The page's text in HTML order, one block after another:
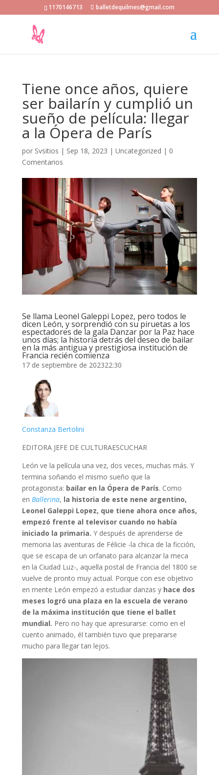
1170146713 balletdequilmes@gmail.com
Tiene once años, quiere
ser bailarín y cumplió un
sueño de película: llegar
a la Ópera de París
por Svsitios | Sep 18, 2023 | Uncategorized | 0
Comentarios
Se llama Leonel Galeppi Lopez, pero todos le
dicen León, y sorprendió con su piruetas a los
espectadores de la gala Danzar por la Paz hace
unos días; la historia detrás del deseo de bailar
en la más antigua y prestigiosa institución de
Francia recién comienza
17 de septiembre de 202322:30
Constanza Bertolini
EDITORA JEFE DE CULTURAESCUCHAR
León ve la película una vez, dos veces, muchas más. Y
termina soñando el mismo sueño que la
protagonista: bailar en la Ópera de París. Como
en Ballerina, la historia de este nene argentino,
Leonel Galeppi Lopez, que tiene ahora once años,
empezó frente al televisor cuando no había
iniciado la primaria. Y después de aprenderse de
memoria las aventuras de Félicie -la chica de la ficción,
que se escapa de un orfanato para alcanzar la meca
en la Ciudad Luz-, aquella postal de Francia del 1800 se
vuelve de pronto muy actual. Porque con ese objetivo
en mente León empezó a estudiar danzas y hace dos
meses logró una plaza en la escuela de verano
de la máxima institución que tiene el ballet
mundial. Pero no hay que apresurarse: como en el
cuento animado, él también tuvo que prepararse
mucho para llegar tan lejos.